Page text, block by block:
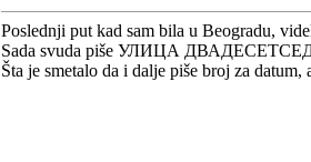
Poslednji put kad sam bila u Beogradu,
Sada svuda piše УЛИЦА
Šta je smetalo da i dalje piše broj za